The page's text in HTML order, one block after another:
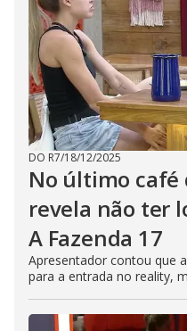
DO R7/18/12/2025
No último café
revela não ter
A Fazenda 17
Apresentador contou que
para a entrada no reality,